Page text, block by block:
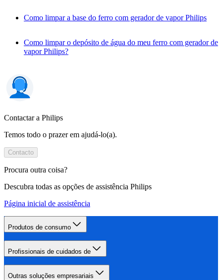
Como limpar a base do ferro com gerador de vapor Philips
Como limpar o depósito de água do meu ferro com gerador de
vapor Philips?
Contactar a Philips
Temos todo o prazer em ajudá-lo(a).
Contacto
Procura outra coisa?
Descubra todas as opções de assistência Philips
Página inicial de assistência
Produtos de consumo
Profissionais de cuidados de
Outras soluções empresariais